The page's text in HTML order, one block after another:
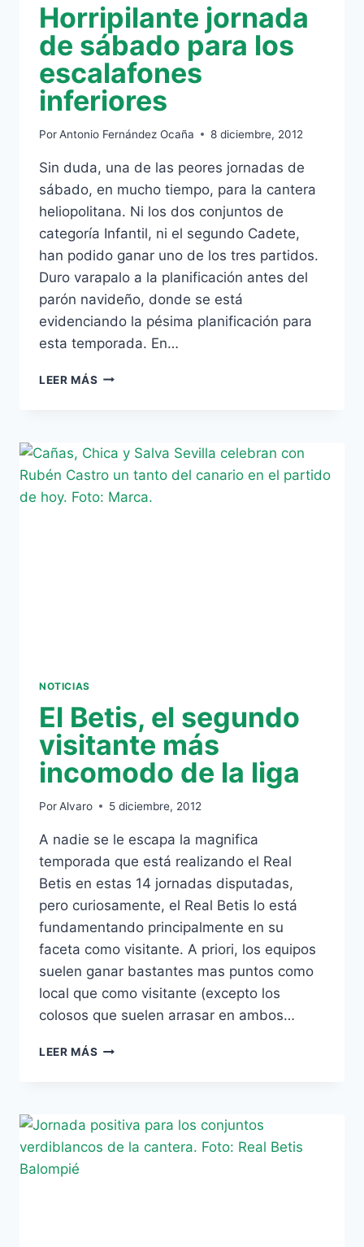
Horripilante jornada
de sábado para los
escalafones
inferiores
PorAntonio Fernández Ocaña 8 diciembre, 2012
Sin duda, una de las peores jornadas de
sábado, en mucho tiempo, para la cantera
heliopolitana. Ni los dos conjuntos de
categoría Infantil, ni el segundo Cadete,
han podido ganar uno de los tres partidos.
Duro varapalo a la planificación antes del
parón navideño, donde se está
evidenciando la pésima planificación para
esta temporada. En…
LEER MÁS HORRIPILANTE
LOS
ESCALAFONES
INFERIORES
NOTICIAS
El Betis, el segundo
visitante más
incomodo de la liga
PorAlvaro 5 diciembre, 2012
A nadie se le escapa la magnifica
temporada que está realizando el Real
Betis en estas 14 jornadas disputadas,
pero curiosamente, el Real Betis lo está
fundamentando principalmente en su
faceta como visitante. A priori, los equipos
suelen ganar bastantes mas puntos como
local que como visitante (excepto los
colosos que suelen arrasar en ambos…
LEER MÁS
MÁS
INCOMODO